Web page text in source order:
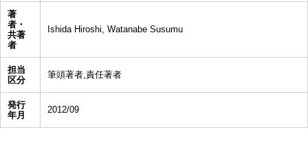
著
者・
共著
者
Ishida Hiroshi, Watanabe Susumu
担当
区分
筆頭著者,責任著者
発行
年月
2012/09